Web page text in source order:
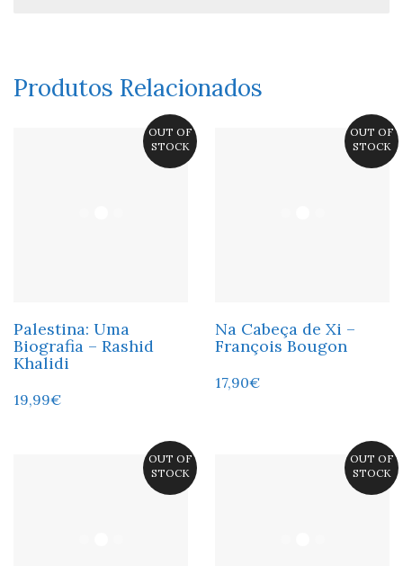
Produtos Relacionados
OUT OF
STOCK
Palestina: Uma
Biografia – Rashid
Khalidi
19,99€
OUT OF
STOCK
Na Cabeça de Xi –
François Bougon
17,90€
OUT OF
STOCK
OUT OF
STOCK